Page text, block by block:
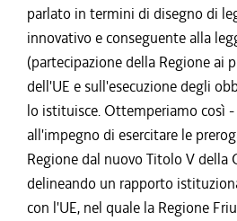
parlato in termini di disegno di
innovativo e conseguente alla
(partecipazione della Regione ai
dell'UE e sull'esecuzione degli
lo istituisce. Ottemperiamo così
all'impegno di esercitare le
Regione dal nuovo Titolo V della
delineando un rapporto
con l'UE, nel quale la Regione